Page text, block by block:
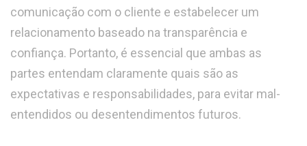
comunicação com o cliente e estabelecer um
relacionamento baseado na transparência e
confiança. Portanto, é essencial que ambas as
partes entendam claramente quais são as
expectativas e responsabilidades, para evitar mal-
entendidos ou desentendimentos futuros.